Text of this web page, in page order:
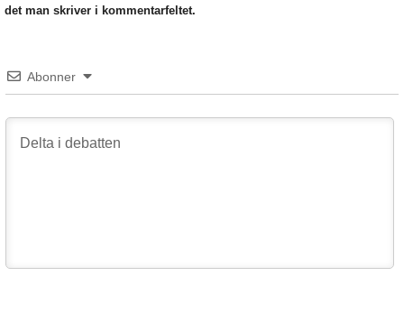
det man skriver i kommentarfeltet.
Abonner